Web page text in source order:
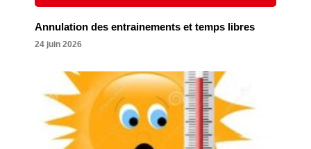
Annulation des entrainements et temps libres
24 juin 2026